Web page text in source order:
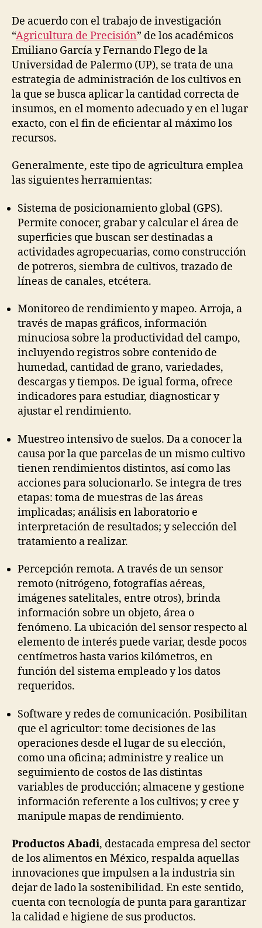
publicación
publicación
De acuerdo con el trabajo de investigación
“Agricultura de Precisión” de los académicos
Emiliano García y Fernando Flego de la
Universidad de Palermo (UP), se trata de una
estrategia de administración de los cultivos en
la que se busca aplicar la cantidad correcta de
insumos, en el momento adecuado y en el lugar
exacto, con el fin de eficientar al máximo los
recursos.
Generalmente, este tipo de agricultura emplea
las siguientes herramientas:
Sistema de posicionamiento global (GPS).
Permite conocer, grabar y calcular el área de
superficies que buscan ser destinadas a
actividades agropecuarias, como construcción
de potreros, siembra de cultivos, trazado de
líneas de canales, etcétera.
Monitoreo de rendimiento y mapeo. Arroja, a
través de mapas gráficos, información
minuciosa sobre la productividad del campo,
incluyendo registros sobre contenido de
humedad, cantidad de grano, variedades,
descargas y tiempos. De igual forma, ofrece
indicadores para estudiar, diagnosticar y
ajustar el rendimiento.
Muestreo intensivo de suelos. Da a conocer la
causa por la que parcelas de un mismo cultivo
tienen rendimientos distintos, así como las
acciones para solucionarlo. Se integra de tres
etapas: toma de muestras de las áreas
implicadas; análisis en laboratorio e
interpretación de resultados; y selección del
tratamiento a realizar.
Percepción remota. A través de un sensor
remoto (nitrógeno, fotografías aéreas,
imágenes satelitales, entre otros), brinda
información sobre un objeto, área o
fenómeno. La ubicación del sensor respecto al
elemento de interés puede variar, desde pocos
centímetros hasta varios kilómetros, en
función del sistema empleado y los datos
requeridos.
Software y redes de comunicación. Posibilitan
que el agricultor: tome decisiones de las
operaciones desde el lugar de su elección,
como una oficina; administre y realice un
seguimiento de costos de las distintas
variables de producción; almacene y gestione
información referente a los cultivos; y cree y
manipule mapas de rendimiento.
Productos Abadi, destacada empresa del sector
de los alimentos en México, respalda aquellas
innovaciones que impulsen a la industria sin
dejar de lado la sostenibilidad. En este sentido,
cuenta con tecnología de punta para garantizar
la calidad e higiene de sus productos.